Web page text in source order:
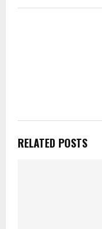
RELATED POSTS